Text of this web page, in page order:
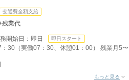
交通費全額支給
残業代
始日：即日 即日スタート
30（実働07：30、休憩01：00） 残業月5〜
もっと見る